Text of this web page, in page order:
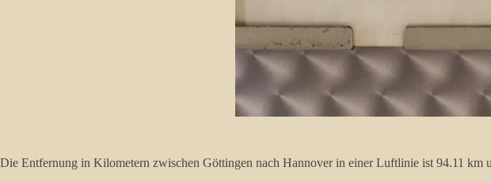
Die Entfernung in Kilometern zwischen Göttingen nach Hannover in einer Luftlinie ist 94.11 km